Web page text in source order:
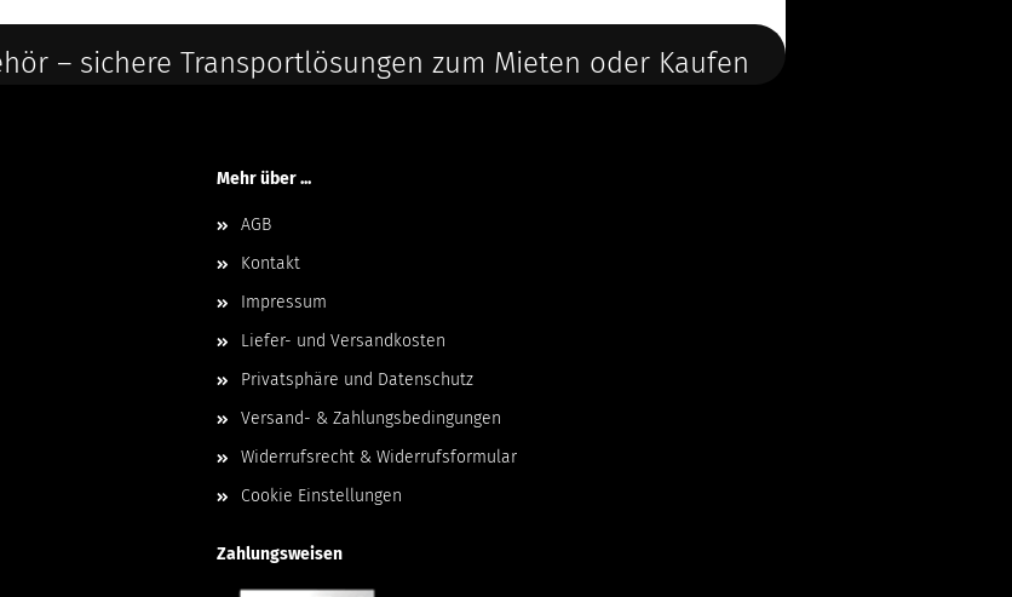
– sichere Transportlösungen zum Mieten oder Kaufen
Mehr über ...
AGB
Kontakt
Impressum
Liefer- und Versandkosten
Privatsphäre und Datenschutz
Versand- & Zahlungsbedingungen
Widerrufsrecht & Widerrufsformular
Cookie Einstellungen
Zahlungsweisen